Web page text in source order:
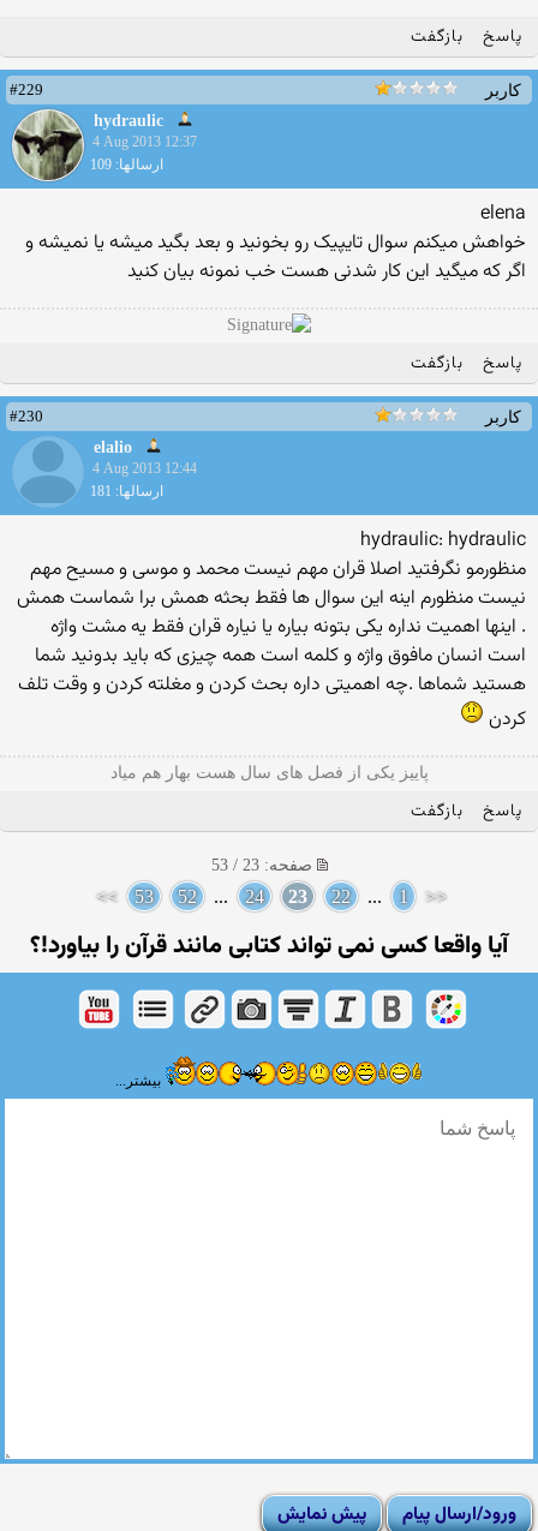
پاسخ بازگفت
کاربر
#229
hydraulic
4 Aug 2013 12:37
ارسالها: 109
elena
خواهش میکنم سوال تایپیک رو بخونید و بعد بگید میشه یا نمیشه و
اگر که میگید این کار شدنی هست خب نمونه بیان کنید
پاسخ بازگفت
کاربر
#230
elalio
4 Aug 2013 12:44
ارسالها: 181
hydraulic: hydraulic
منظورمو نگرفتید اصلا قران مهم نیست محمد و موسی و مسیح مهم
نیست منظورم اینه این سوال ها فقط بحثه همش برا شماست همش
. اینها اهمیت نداره یکی بتونه بیاره یا نیاره قران فقط یه مشت واژه
است انسان مافوق واژه و کلمه است همه چیزی که باید بدونید شما
هستید شماها .چه اهمیتی داره بحث کردن و مغلته کردن و وقت تلف
کردن
پاییز یکی از فصل های سال هست بهار هم میاد
پاسخ بازگفت
صفحه: 23 / 53
<<
1
...
22
23
24
...
52
53
>>
آیا واقعا كسی نمی تواند کتابی مانند قرآن را بیاورد!؟
بیشتر...